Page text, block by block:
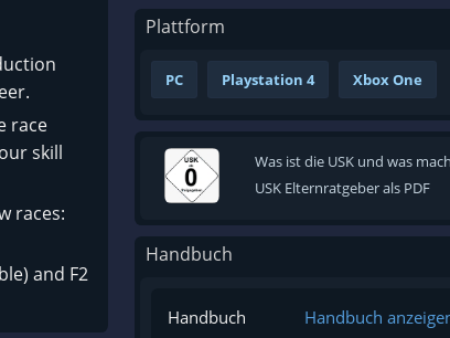
race
skill
races:
and F2
Plattform
PC Playstation 4 Xbox One
Was ist die USK und was
USK Elternratgeber als PDF
Handbuch
Handbuch Handbuch